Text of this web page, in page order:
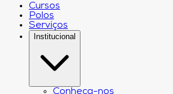
Cursos
Polos
Serviços
Institucional
Conheça-nos